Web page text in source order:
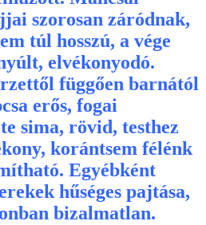
szorosan záródnak,
túl hosszú, a vége
elvékonyodó.
függően barnától
erős, fogai
sima, rövid, testhez
korántsem félénk
Egyébként
hűséges pajtása,
bizalmatlan.